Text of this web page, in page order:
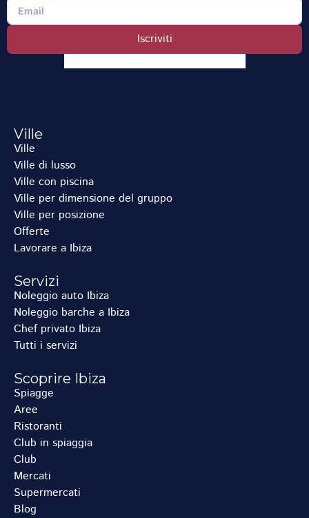
Iscriviti
Ville
Ville
Ville di lusso
Ville con piscina
Ville per dimensione del gruppo
Ville per posizione
Offerte
Lavorare a Ibiza
Servizi
Noleggio auto Ibiza
Noleggio barche a Ibiza
Chef privato Ibiza
Tutti i servizi
Scoprire Ibiza
Spiagge
Aree
Ristoranti
Club in spiaggia
Club
Mercati
Supermercati
Blog